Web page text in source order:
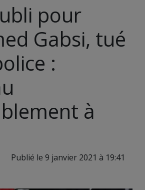
pour
Gabsi, tué
:
à
Publié le 9 janvier 2021 à 19:41